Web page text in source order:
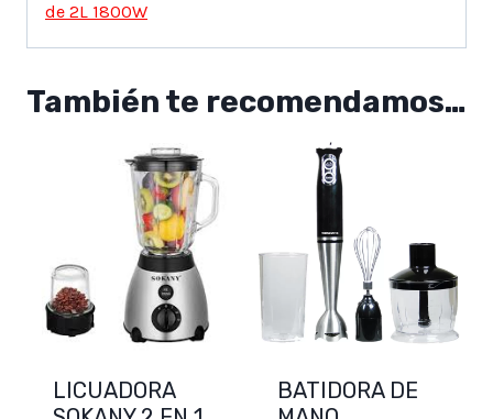
de 2L 1800W
También te recomendamos…
LICUADORA
BATIDORA DE